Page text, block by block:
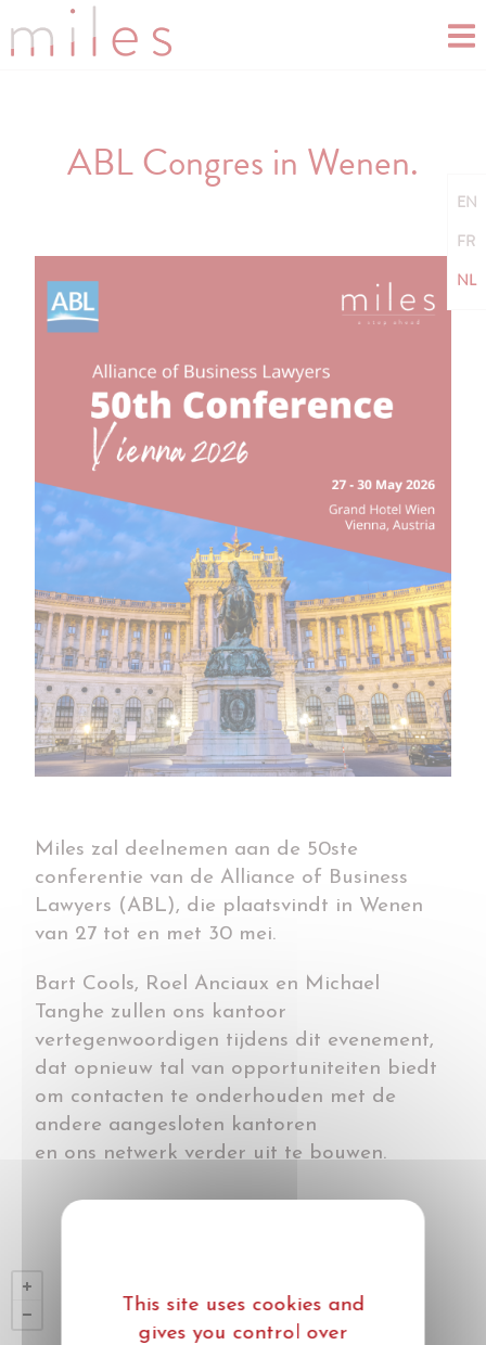
EN
FR
NL
ABL Congres in Wenen.
Miles zal deelnemen aan de 50ste
conferentie van de Alliance of Business
Lawyers (ABL), die plaatsvindt in Wenen
van 27 tot en met 30 mei.
Bart Cools, Roel Anciaux en Michael
Tanghe zullen ons kantoor
vertegenwoordigen tijdens dit evenement,
dat opnieuw tal van opportuniteiten biedt
om contacten te onderhouden met de
andere aangesloten kantoren
en ons netwerk verder uit te bouwen.
This site uses cookies and
gives you control over